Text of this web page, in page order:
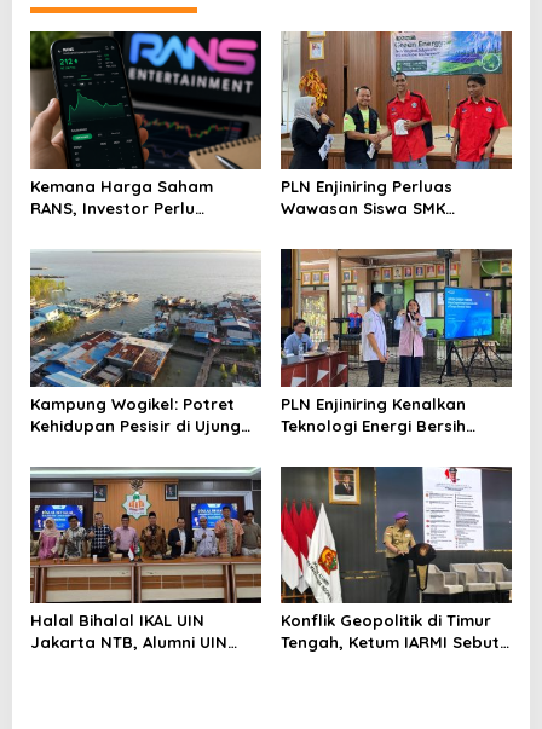
Kemana Harga Saham
RANS, Investor Perlu
Menghindari Spekulasi
Berlebihan
PLN Enjiniring Perluas
Wawasan Siswa SMK
Perubahan Iklim
Kampung Wogikel: Potret
Kehidupan Pesisir di Ujung
Bertahan di Tengah
Keterbatasan
PLN Enjiniring Kenalkan
Teknologi Energi Bersih
Halal Bihalal IKAL UIN
Jakarta NTB, Alumni UIN
Konflik Geopolitik di Timur
Tengah, Ketum IARMI Sebut